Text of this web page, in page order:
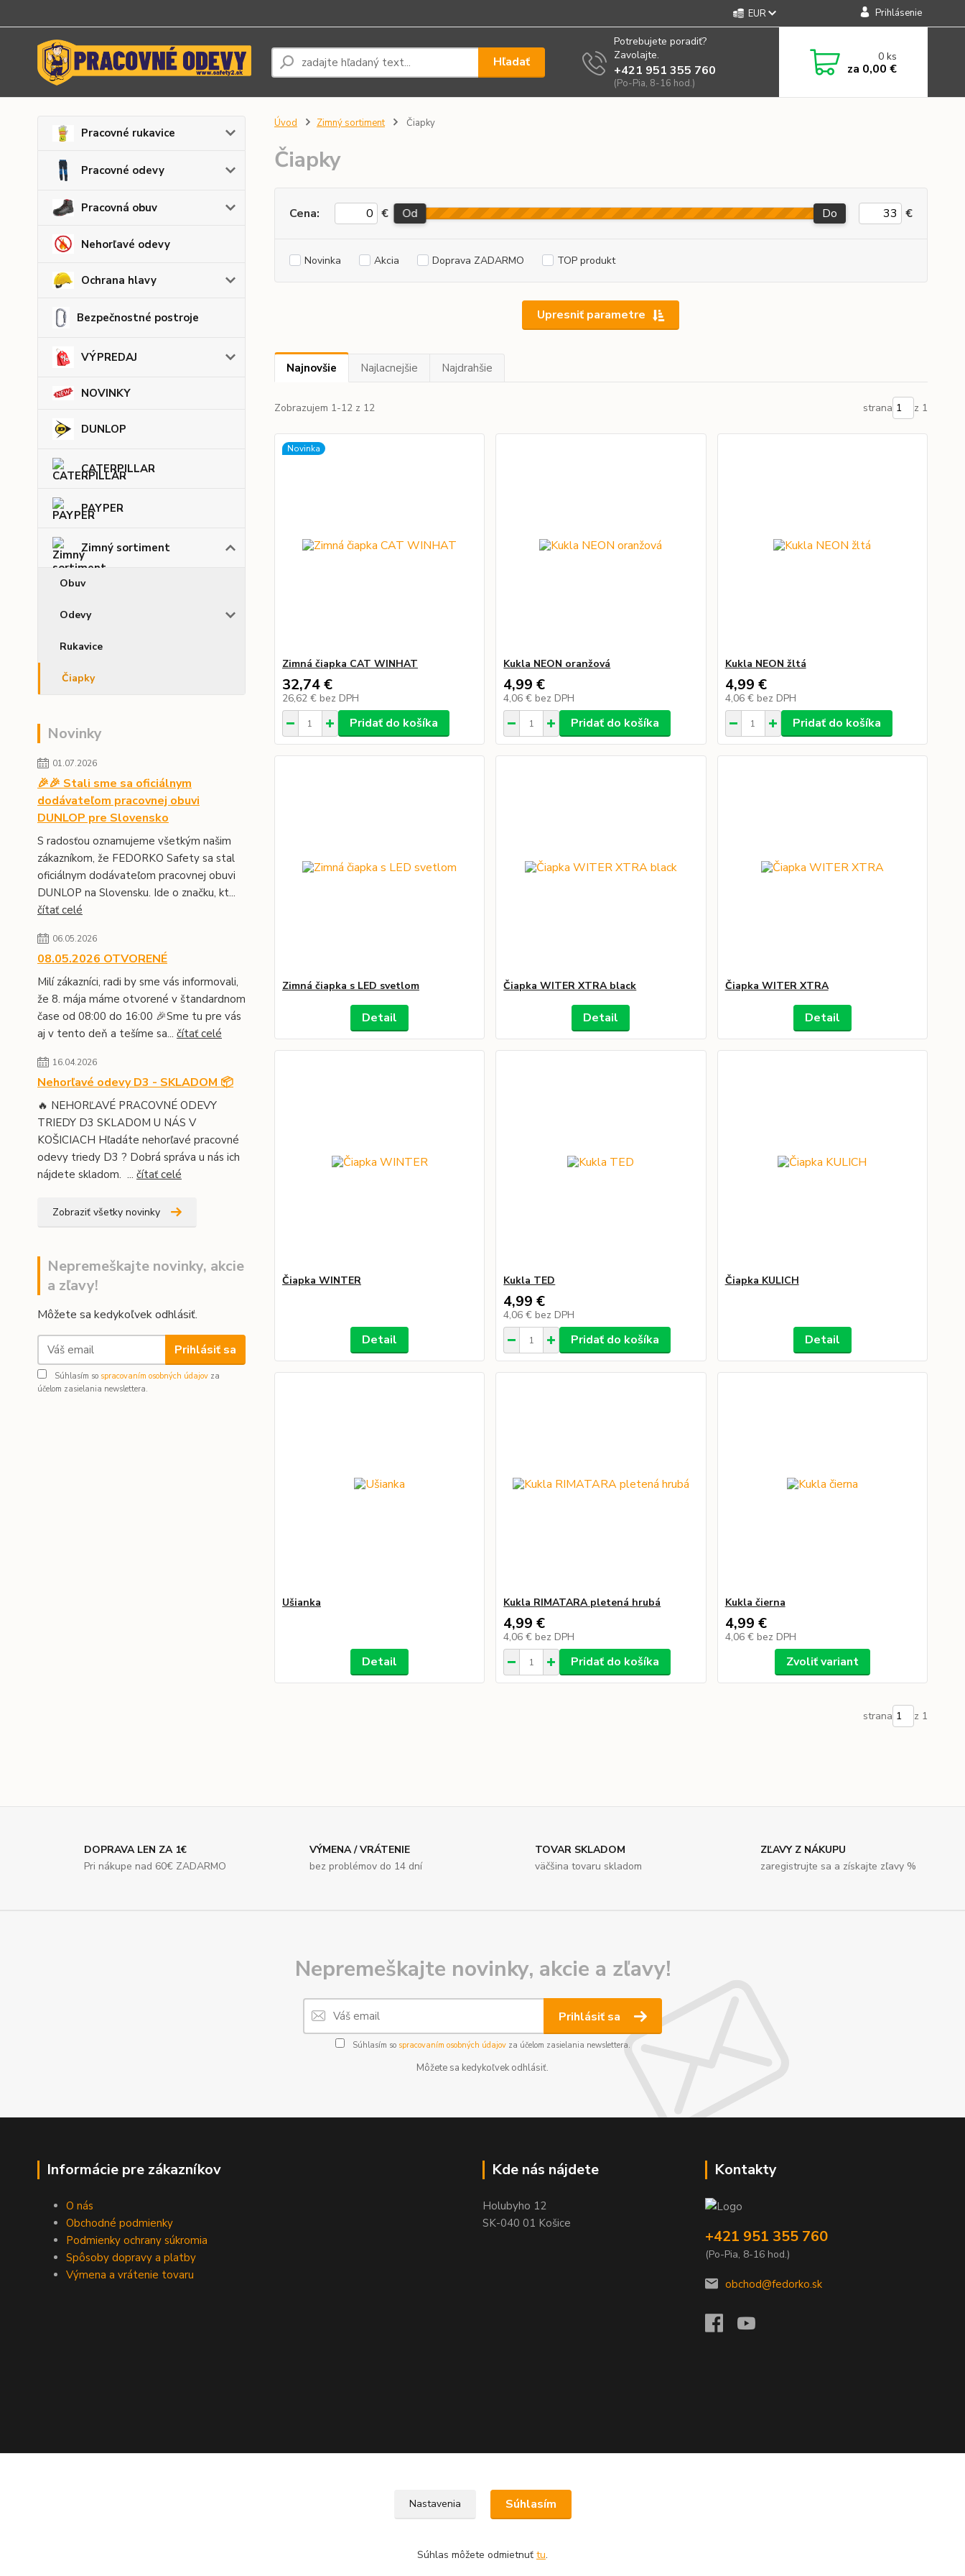
EUR Prihlásenie
Hľadať
Potrebujete poradiť?
Zavolajte.
+421 951 355 760
(Po-Pia, 8-16 hod.)
0ks
za 0,00 €
Pracovné rukavice
Pracovné odevy
Pracovná obuv
Nehorľavé odevy
Ochrana hlavy
Bezpečnostné postroje
VÝPREDAJ
NOVINKY
DUNLOP
CATERPILLAR
PAYPER
Zimný sortiment
Obuv
Odevy
Rukavice
Čiapky
Novinky
01.07.2026
🎉🎉 Stali sme sa oficiálnym
dodávateľom pracovnej obuvi
DUNLOP pre Slovensko
S radosťou oznamujeme všetkým našim
zákazníkom, že FEDORKO Safety sa stal
oficiálnym dodávateľom pracovnej obuvi
DUNLOP na Slovensku. Ide o značku, kt...
čítať celé
06.05.2026
08.05.2026 OTVORENÉ
Milí zákazníci, radi by sme vás informovali,
že 8. mája máme otvorené v štandardnom
čase od 08:00 do 16:00 🎉Sme tu pre vás
aj v tento deň a tešíme sa... čítať celé
16.04.2026
Nehorľavé odevy D3 - SKLADOM 📦
🔥 NEHORĽAVÉ PRACOVNÉ ODEVY
TRIEDY D3 SKLADOM U NÁS V
KOŠICIACH Hľadáte nehorľavé pracovné
odevy triedy D3 ? Dobrá správa u nás ich
nájdete skladom. ... čítať celé
Zobraziť všetky novinky
Nepremeškajte novinky, akcie
a zľavy!
Môžete sa kedykoľvek odhlásiť.
Prihlásiť sa
Súhlasím so spracovaním osobných údajov za
účelom zasielania newslettera.
Úvod Zimný sortiment Čiapky
Čiapky
Upresniť parametre
Cena: € Od Do €
Novinka Akcia Doprava ZADARMO TOP produkt
Najnovšie Najlacnejšie Najdrahšie
Zobrazujem 1-12 z 12 strana z 1
Novinka
Zimná čiapka CAT WINHAT
32,74 €
26,62 € bez DPH
Pridať do košíka
Kukla NEON oranžová
4,99 €
4,06 € bez DPH
Pridať do košíka
Kukla NEON žltá
4,99 €
4,06 € bez DPH
Pridať do košíka
Zimná čiapka s LED svetlom
Detail
Čiapka WITER XTRA black
Detail
Čiapka WITER XTRA
Detail
Čiapka WINTER
Detail
Kukla TED
4,99 €
4,06 € bez DPH
Pridať do košíka
Čiapka KULICH
Detail
Ušianka
Detail
Kukla RIMATARA pletená hrubá
4,99 €
4,06 € bez DPH
Pridať do košíka
Kukla čierna
4,99 €
4,06 € bez DPH
Zvoliť variant
strana z 1
DOPRAVA LEN ZA 1€
Pri nákupe nad 60€ ZADARMO
VÝMENA / VRÁTENIE
bez problémov do 14 dní
TOVAR SKLADOM
väčšina tovaru skladom
ZĽAVY Z NÁKUPU
zaregistrujte sa a získajte zľavy %
Nepremeškajte novinky, akcie a zľavy!
Prihlásiť sa
Súhlasím so spracovaním osobných údajovza účelom zasielania newslettera.
Môžete sa kedykoľvek odhlásiť.
Informácie pre zákazníkov
O nás
Obchodné podmienky
Podmienky ochrany súkromia
Spôsoby dopravy a platby
Výmena a vrátenie tovaru
Kde nás nájdete
Holubyho 12
SK-040 01 Košice
Kontakty
+421 951 355 760
(Po-Pia, 8-16 hod.)
obchod@fedorko.sk
Nastavenia Súhlasím
Súhlas môžete odmietnuť tu.